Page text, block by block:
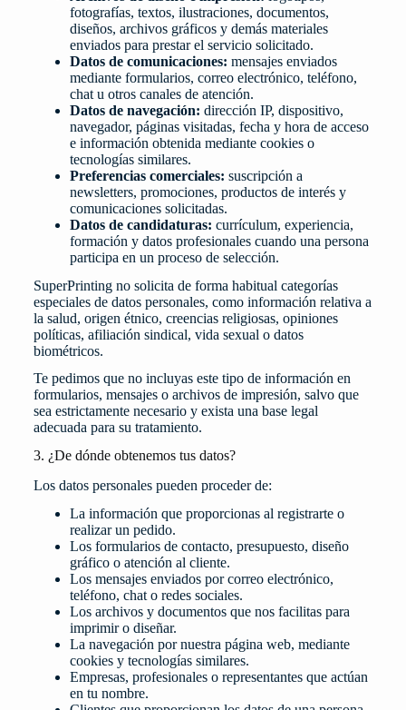
fotografías, textos, ilustraciones, documentos,
diseños, archivos gráficos y demás materiales
enviados para prestar el servicio solicitado.
Datos de comunicaciones: mensajes enviados
mediante formularios, correo electrónico, teléfono,
chat u otros canales de atención.
Datos de navegación: dirección IP, dispositivo,
navegador, páginas visitadas, fecha y hora de acceso
e información obtenida mediante cookies o
tecnologías similares.
Preferencias comerciales: suscripción a
newsletters, promociones, productos de interés y
comunicaciones solicitadas.
Datos de candidaturas: currículum, experiencia,
formación y datos profesionales cuando una persona
participa en un proceso de selección.
SuperPrinting no solicita de forma habitual categorías
especiales de datos personales, como información relativa a
la salud, origen étnico, creencias religiosas, opiniones
políticas, afiliación sindical, vida sexual o datos
biométricos.
Te pedimos que no incluyas este tipo de información en
formularios, mensajes o archivos de impresión, salvo que
sea estrictamente necesario y exista una base legal
adecuada para su tratamiento.
3. ¿De dónde obtenemos tus datos?
Los datos personales pueden proceder de:
La información que proporcionas al registrarte o
realizar un pedido.
Los formularios de contacto, presupuesto, diseño
gráfico o atención al cliente.
Los mensajes enviados por correo electrónico,
teléfono, chat o redes sociales.
Los archivos y documentos que nos facilitas para
imprimir o diseñar.
La navegación por nuestra página web, mediante
cookies y tecnologías similares.
Empresas, profesionales o representantes que actúan
en tu nombre.